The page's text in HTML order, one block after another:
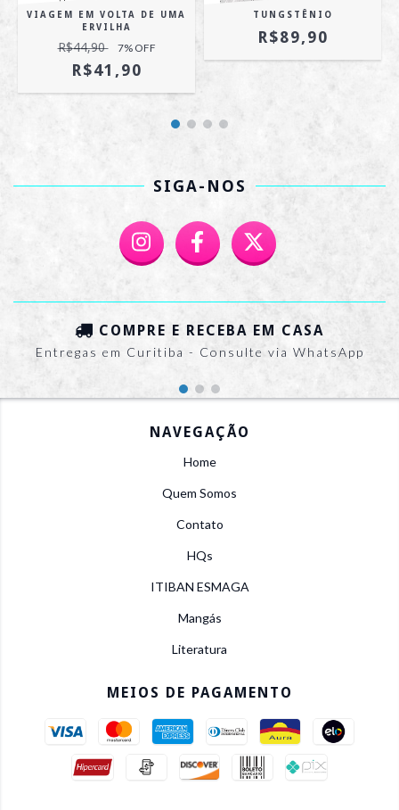
VIAGEM EM VOLTA DE UMA
ERVILHA
R$44,90 7% OFF
R$41,90
TUNGSTÊNIO
R$89,90
SIGA-NOS
COMPRE E RECEBA EM CASA
Entregas em Curitiba - Consulte via WhatsApp
NAVEGAÇÃO
Home
Quem Somos
Contato
HQs
ITIBAN ESMAGA
Mangás
Literatura
MEIOS DE PAGAMENTO